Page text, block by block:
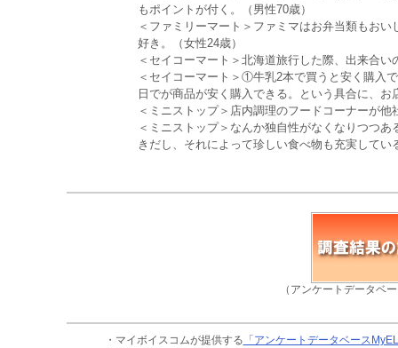
もポイントが付く。（男性70歳）
＜ファミリーマート＞ファミマはお弁当類もお
好き。（女性24歳）
＜セイコーマート＞北海道旅行した際、出来合
＜セイコーマート＞①牛乳2本で買うと安く購入
日でが商品が安く購入できる。という具合に、
＜ミニストップ＞店内調理のフードコーナーが
＜ミニストップ＞なんか独自性がなくなりつつ
きだし、それによって珍しい食べ物も充実してい
（アンケートデータベ
・マイボイスコムが提供する 「アンケートデータベース